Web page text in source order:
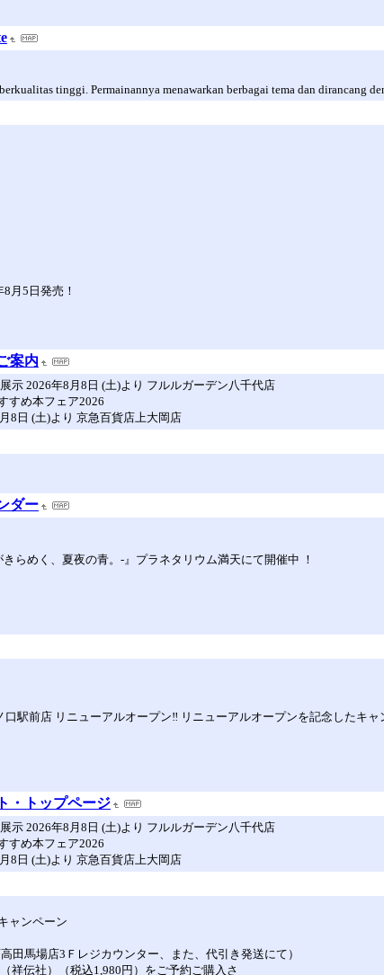
tinggi. Permainannya menawarkan berbagai tema dan dirancang
月5日発売！
案内
示 2026年8月8日 (土)より フルルガーデン八千代店
すめ本フェア2026
8日 (土)より 京急百貨店上大岡店
ダー
らめく、夏夜の青。-』プラネタリウム満天にて開催中 ！
前店 リニューアルオープン‼️ リニューアルオープンを記念したキ
・トップページ
示 2026年8月8日 (土)より フルルガーデン八千代店
すめ本フェア2026
8日 (土)より 京急百貨店上大岡店
ャンペーン
田馬場店3Ｆレジカウンター、また、代引き発送にて）
祥伝社）（税込1,980円）をご予約ご購入さ